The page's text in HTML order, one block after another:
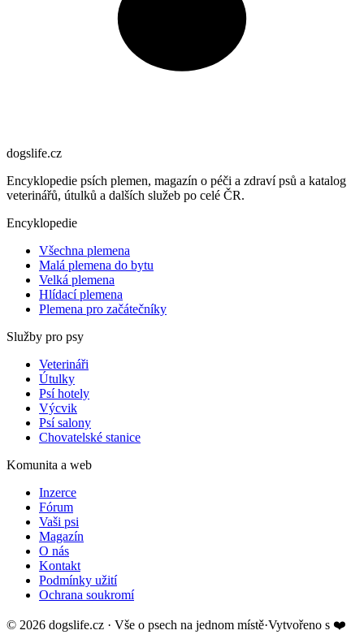
dogslife.cz
Encyklopedie psích plemen, magazín o péči a zdraví psů a katalog
veterinářů, útulků a dalších služeb po celé ČR.
Encyklopedie
Všechna plemena
Malá plemena do bytu
Velká plemena
Hlídací plemena
Plemena pro začátečníky
Služby pro psy
Veterináři
Útulky
Psí hotely
Výcvik
Psí salony
Chovatelské stanice
Komunita a web
Inzerce
Fórum
Vaši psi
Magazín
O nás
Kontakt
Podmínky užití
Ochrana soukromí
© 2026 dogslife.cz · Vše o psech na jednom místě·Vytvořeno s ❤️